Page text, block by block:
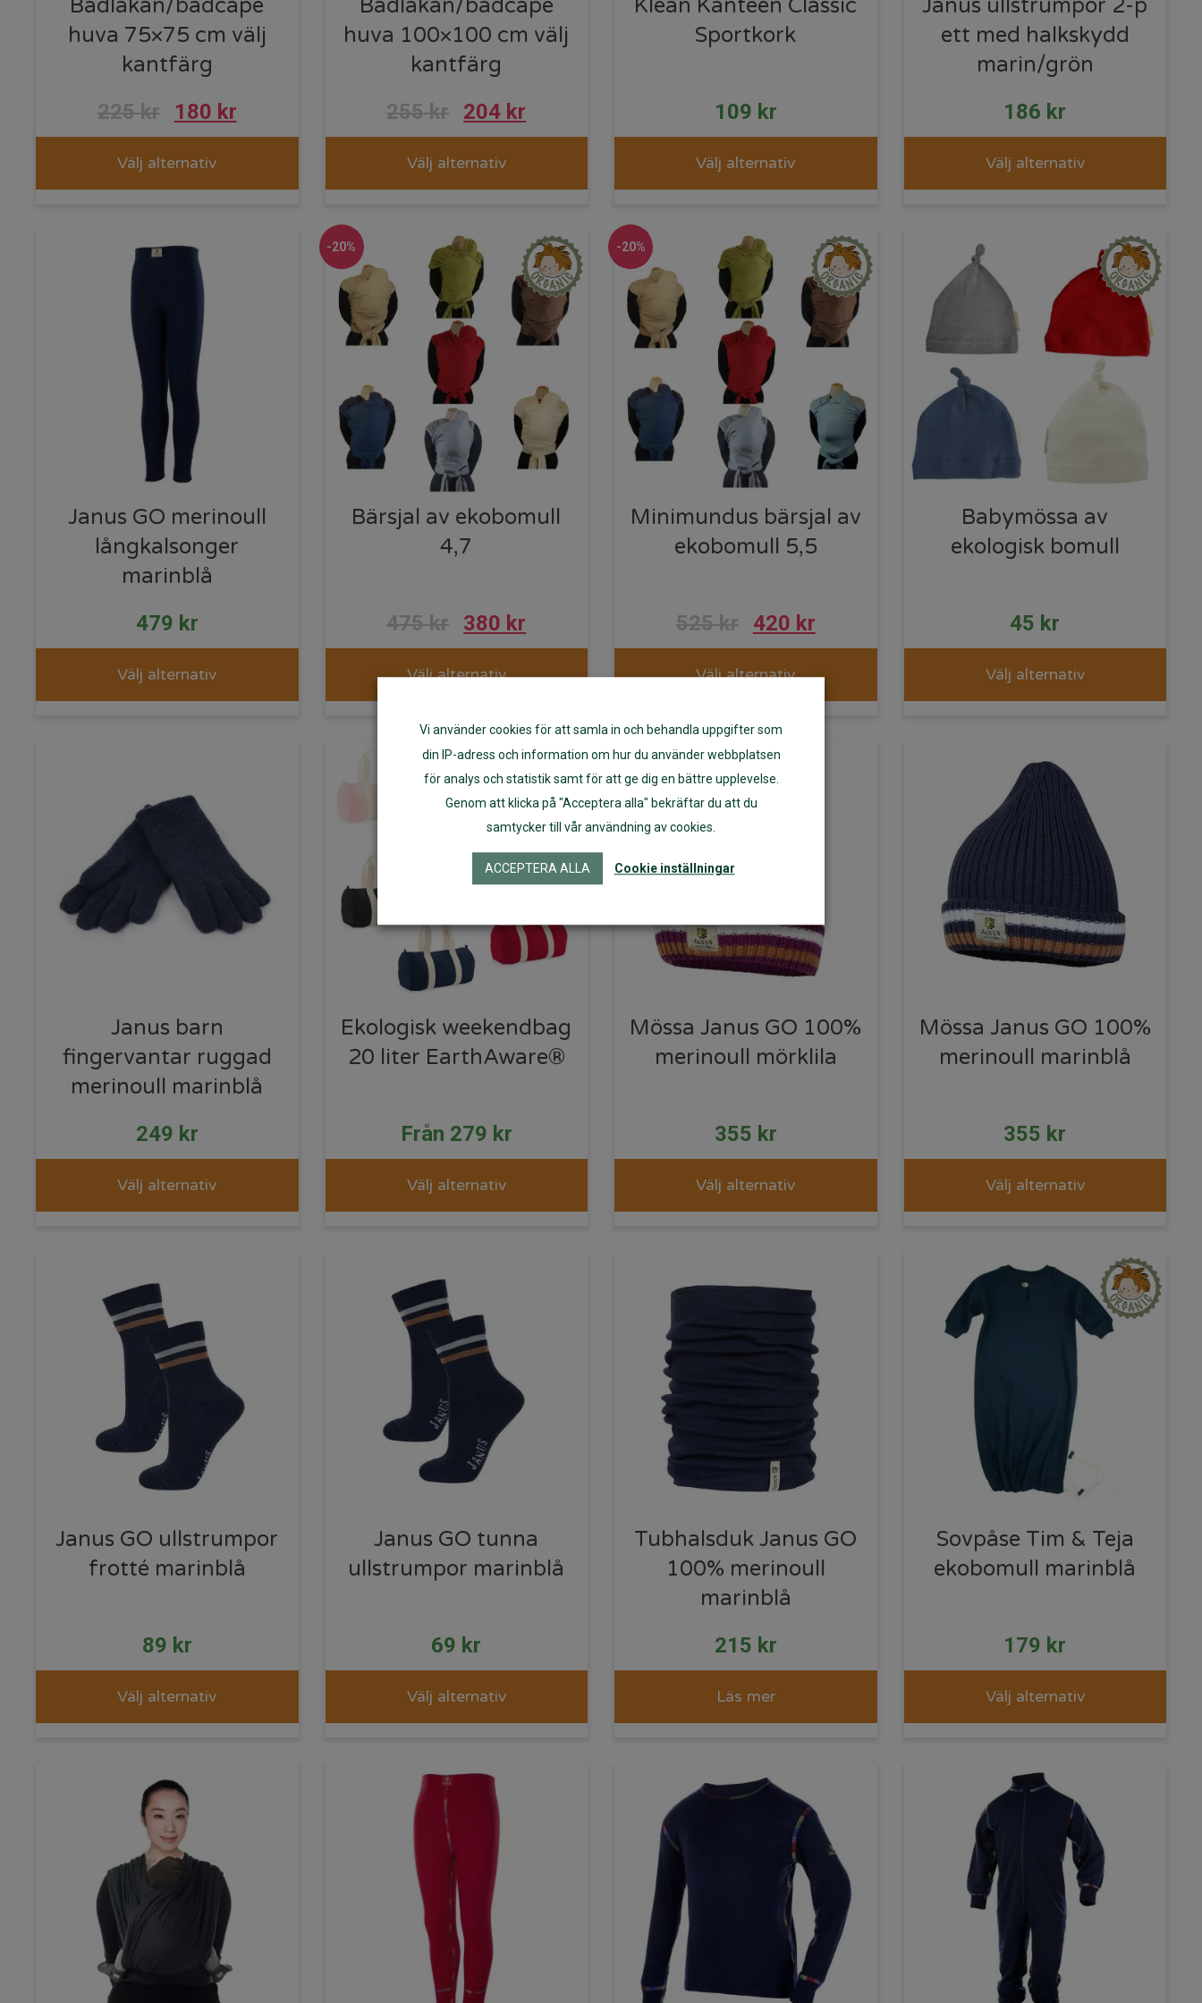
Badlakan/badcape
huva 75×75 cm välj
kantfärg
225kr 180 kr
Välj alternativ
Badlakan/badcape
huva 100×100 cm välj
kantfärg
255kr 204 kr
Välj alternativ
Klean Kanteen Classic
Sportkork
109 kr
Välj alternativ
Janus ullstrumpor 2-p
ett med halkskydd
marin/grön
186 kr
Välj alternativ
Janus GO merinoull
långkalsonger
marinblå
479 kr
Välj alternativ
-20%
Bärsjal av ekobomull
4,7
475kr 380 kr
Välj alternativ
-20%
Minimundus bärsjal av
ekobomull 5,5
525kr 420 kr
Välj alternativ
Babymössa av
ekologisk bomull
45 kr
Välj alternativ
Janus barn
fingervantar ruggad
merinoull marinblå
249 kr
Välj alternativ
Ekologisk weekendbag
20 liter EarthAware®
Från 279 kr
Välj alternativ
Mössa Janus GO 100%
merinoull mörklila
355 kr
Välj alternativ
Mössa Janus GO 100%
merinoull marinblå
355 kr
Välj alternativ
Janus GO ullstrumpor
frotté marinblå
89 kr
Välj alternativ
Janus GO tunna
ullstrumpor marinblå
69 kr
Välj alternativ
Tubhalsduk Janus GO
100% merinoull
marinblå
215 kr
Läs mer
Sovpåse Tim & Teja
ekobomull marinblå
179 kr
Välj alternativ
Vi använder cookies för att samla in och behandla uppgifter som
din IP-adress och information om hur du använder webbplatsen
för analys och statistik samt för att ge dig en bättre upplevelse.
Genom att klicka på "Acceptera alla" bekräftar du att du
samtycker till vår användning av cookies.
ACCEPTERA ALLA Cookie inställningar